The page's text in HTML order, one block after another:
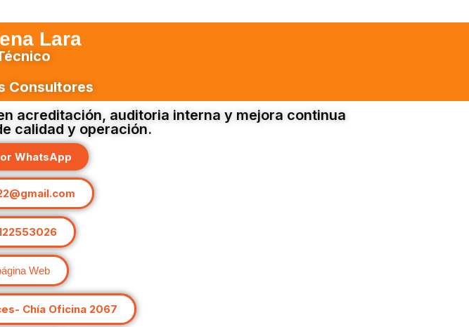
Lara
Consultores
acreditación, auditoria interna y mejora continua
calidad y operación.
WhatsApp
Web
Chía Oficina 2067